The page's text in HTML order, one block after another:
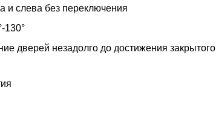
и слева без переключения
130°
дверей незадолго до достижения закрытого